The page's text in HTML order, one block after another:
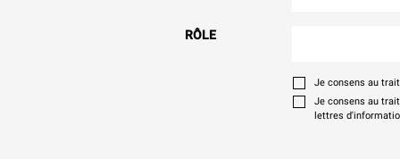
RÔLE
Je consens au
Je consens au
lettres